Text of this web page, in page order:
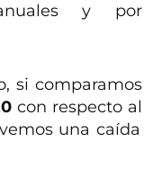
y por
si comparamos
con respecto al
una caída